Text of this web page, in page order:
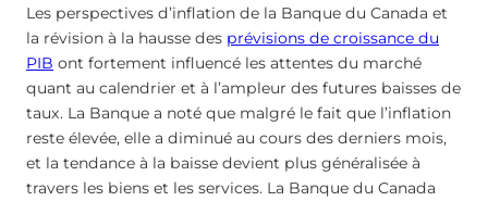
Les perspectives d’inflation de la Banque du Canada et
la révision à la hausse des prévisions de croissance du
PIB ont fortement influencé les attentes du marché
quant au calendrier et à l’ampleur des futures baisses de
taux. La Banque a noté que malgré le fait que l’inflation
reste élevée, elle a diminué au cours des derniers mois,
et la tendance à la baisse devient plus généralisée à
travers les biens et les services. La Banque du Canada